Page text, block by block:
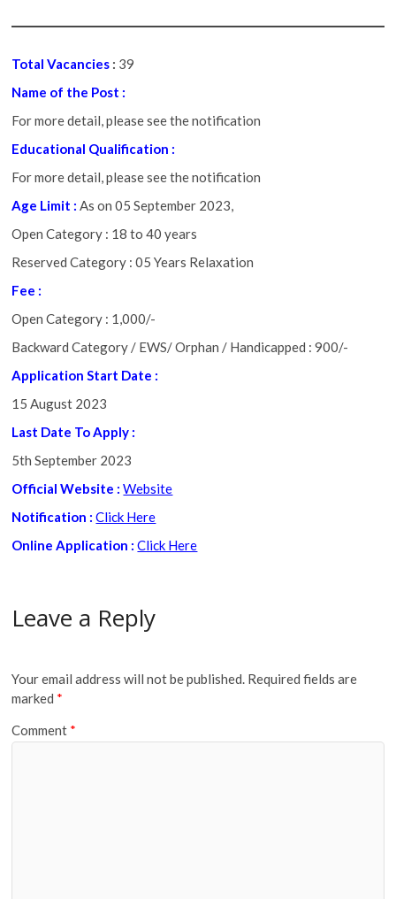
Total Vacancies : 39
Name of the Post :
For more detail, please see the notification
Educational Qualification :
For more detail, please see the notification
Age Limit : As on 05 September 2023,
Open Category : 18 to 40 years
Reserved Category : 05 Years Relaxation
Fee :
Open Category : 1,000/-
Backward Category / EWS/ Orphan / Handicapped : 900/-
Application Start Date :
15 August 2023
Last Date To Apply :
5th September 2023
Official Website :Website
Notification :Click Here
Online Application :Click Here
Leave a Reply
Your email address will not be published. Required fields are
marked *
Comment *